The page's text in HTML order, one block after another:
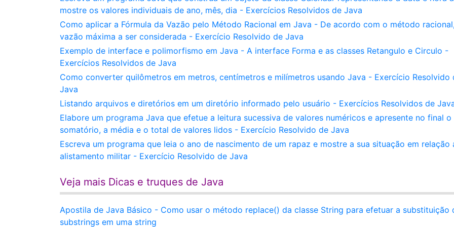
mostre os valores individuais de ano, mês, dia - Exercícios Resolvidos de Java
Como aplicar a Fórmula da Vazão pelo Método Racional em Java - De acordo com o método
vazão máxima a ser considerada - Exercício Resolvido de Java
Exemplo de interface e polimorfismo em Java - A interface Forma e as classes Retangulo e Circulo -
Exercícios Resolvidos de Java
Como converter quilômetros em metros, centímetros e milímetros usando Java - Exercício Resolvido
Java
Listando arquivos e diretórios em um diretório informado pelo usuário - Exercícios Resolvidos de
Elabore um programa Java que efetue a leitura sucessiva de valores numéricos e apresente no final o
somatório, a média e o total de valores lidos - Exercício Resolvido de Java
Escreva um programa que leia o ano de nascimento de um rapaz e mostre a sua situação em relação
alistamento militar - Exercício Resolvido de Java
Veja mais Dicas e truques de Java
Apostila de Java Básico - Como usar o método replace() da classe String para efetuar a substituição
substrings em uma string